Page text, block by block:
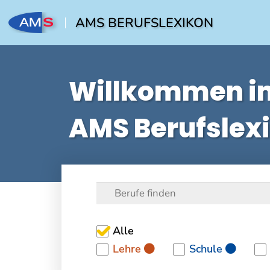
AMS BERUFSLEXIKON
Willkommen
AMS
Alle
Lehre
Schule